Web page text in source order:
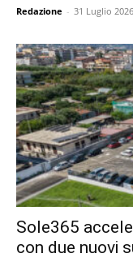
Redazione - 31 Luglio 2026
Sole365
con due nuovi